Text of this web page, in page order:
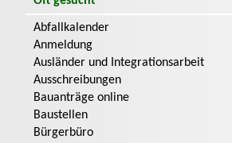
Abfallkalender
Anmeldung
Ausländer und Integrationsarbeit
Ausschreibungen
Bauanträge online
Baustellen
Bürgerbüro